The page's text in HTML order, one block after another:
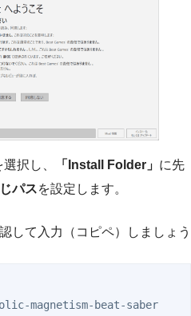
選択し、 「Install Folder」 に先
パスを設定します。
して入力（コピペ）しましょう
magnetism-beat-saber